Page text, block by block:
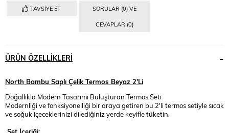
TAVSIYE ET SORULAR (0) VE
CEVAPLAR (0)
ÜRÜN ÖZELLIKLERI
North Bambu Saplı Çelik Termos Beyaz 2'Li
Doğallıkla Modern Tasarımı Buluşturan Termos Seti
Modernliği ve fonksiyonelliği bir araya getiren bu 2'li termos setiyle sıcak
ve soğuk içeceklerinizi dilediğiniz yerde keyifle tüketin.